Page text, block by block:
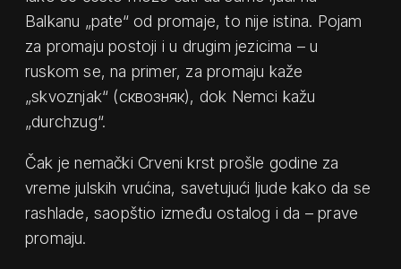
Balkanu „pate“ od promaje, to nije istina. Pojam
za promaju postoji i u drugim jezicima – u
ruskom se, na primer, za promaju kaže
„skvoznjak“ (cквозняк), dok Nemci kažu
„durchzug“.
Čak je nemački Crveni krst prošle godine za
vreme julskih vrućina, savetujući ljude kako da se
rashlade, saopštio između ostalog i da – prave
promaju.